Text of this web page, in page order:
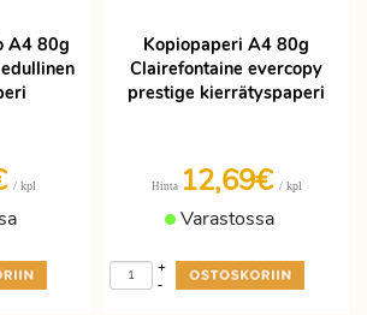
A4 80g
/ kpl
Kopiopaperi A4 80g
Clairefontaine evercopy
prestige kierrätyspaperi
Hinta 12,69€ / kpl
Varastossa
-
+